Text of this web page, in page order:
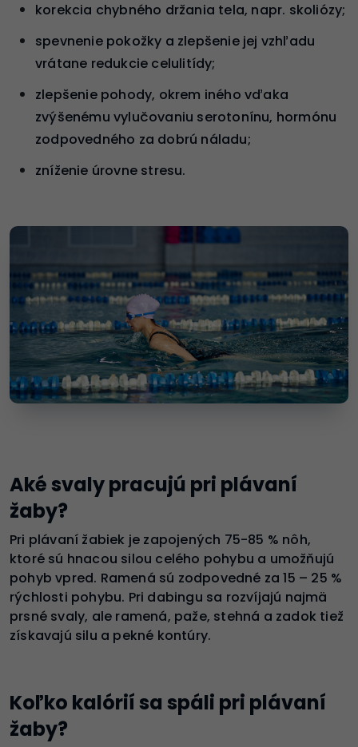
korekcia chybného držania tela, napr. skoliózy;
spevnenie pokožky a zlepšenie jej vzhľadu
vrátane redukcie celulitídy;
zlepšenie pohody, okrem iného vďaka
zvýšenému vylučovaniu serotonínu, hormónu
zodpovedného za dobrú náladu;
zníženie úrovne stresu.
Aké svaly pracujú pri plávaní
žaby?
Pri plávaní žabiek je zapojených 75-85 % nôh,
ktoré sú hnacou silou celého pohybu a umožňujú
pohyb vpred. Ramená sú zodpovedné za 15 – 25 %
rýchlosti pohybu. Pri dabingu sa rozvíjajú najmä
prsné svaly, ale ramená, paže, stehná a zadok tiež
získavajú silu a pekné kontúry.
Koľko kalórií sa spáli pri plávaní
žaby?